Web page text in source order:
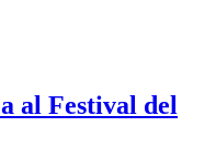
al Festival del